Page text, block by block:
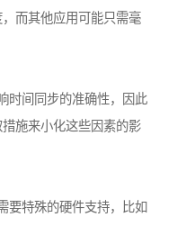
而其他应用可能只需毫
时间同步的准确性，因此
施来小化这些因素的影
要特殊的硬件支持，比如